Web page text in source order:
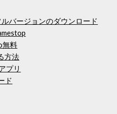
バージョンのダウンロード
無料
方法
プリ
ド